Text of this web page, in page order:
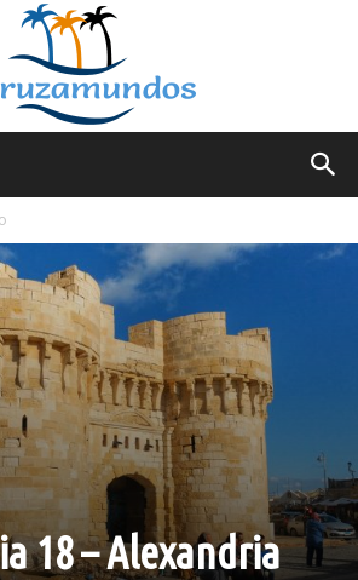
18 – Alexandria